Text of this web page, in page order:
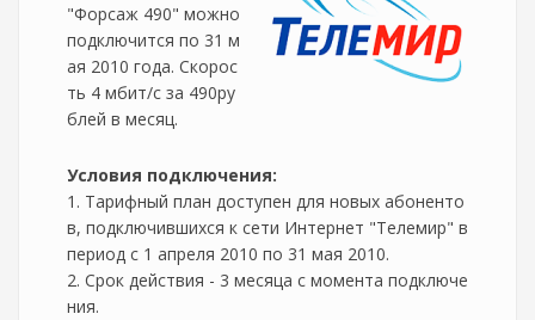
"Форсаж 490" можно
подключится по 31 м
ая 2010 года. Скорос
ть 4 мбит/с за 490ру
блей в месяц.
Условия подключения:
1. Тарифный план доступен для новых абоненто
в, подключившихся к сети Интернет "Телемир" в
период с 1 апреля 2010 по 31 мая 2010.
2. Срок действия - 3 месяца с момента подключе
ния.